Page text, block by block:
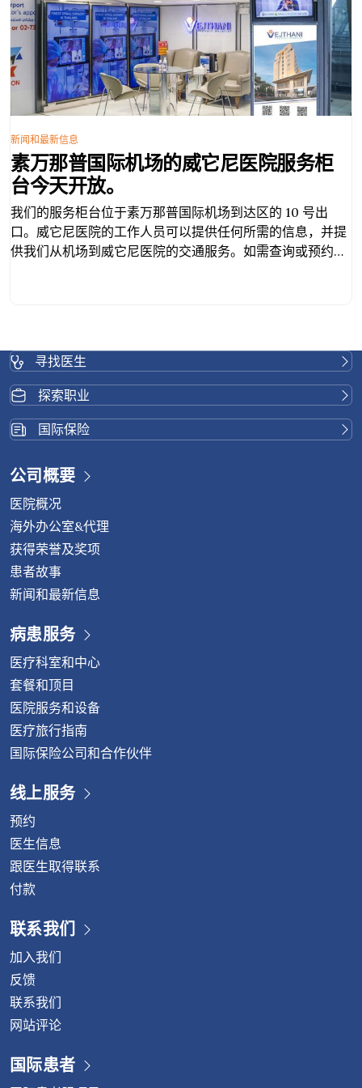
素万那普国际机场的威它尼医院服务柜
台今天开放。
我们的服务柜台位于素万那普国际机场到达区的 10 号出
口。威它尼医院的工作人员可以提供任何所需的信息，并提
供我们从机场到威它尼医院的交通服务。如需查询或预约，
新闻和最新信息
寻找医生
探索职业
国际保险
公司概要
医院概况
海外办公室&代理
获得荣誉及奖项
患者故事
新闻和最新信息
病患服务
医疗科室和中心
套餐和顶目
医院服务和设备
医疗旅行指南
国际保险公司和合作伙伴
线上服务
预约
医生信息
跟医生取得联系
付款
联系我们
加入我们
反馈
联系我们
网站评论
国际患者